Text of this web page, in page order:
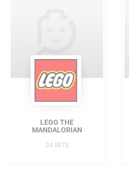
LEGO THE
MANDALORIAN
24 SETS